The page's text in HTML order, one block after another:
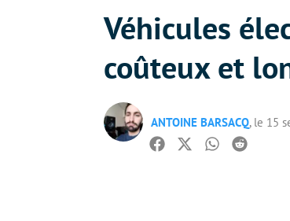
Véhicules
coûteux et
ANTOINE BARSACQ, le 15
Facebook
TwitterWhatsapp
Reddit